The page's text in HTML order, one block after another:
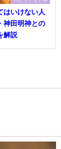
はいけない人
神田明神との
解説